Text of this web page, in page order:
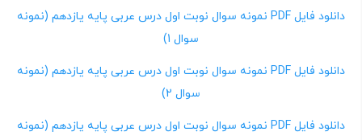
دانلود فایل PDF نمونه سوال نوبت اول درس عربی پایه یازدهم (نمونه
سوال 1)
دانلود فایل PDF نمونه سوال نوبت اول درس عربی پایه یازدهم (نمونه
سوال 2)
دانلود فایل PDF نمونه سوال نوبت اول درس عربی پایه یازدهم (نمونه